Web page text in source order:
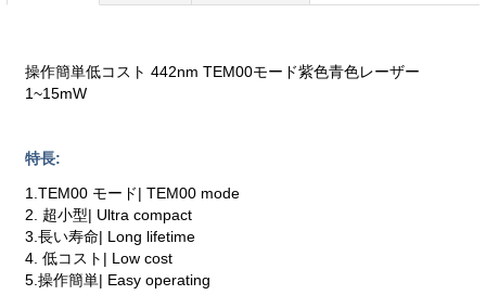
操作簡単低コスト 442nm TEM00モード紫色青色レーザー
1~15mW
特長:
1.TEM00 モード| TEM00 mode
2. 超小型| Ultra compact
3.長い寿命| Long lifetime
4. 低コスト| Low cost
5.操作簡単| Easy operating